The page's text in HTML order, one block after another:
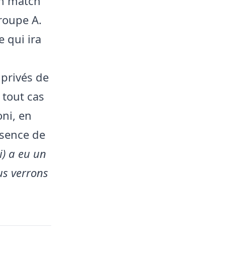
A.
qui ira
de
cas
en
de
a eu un
verrons